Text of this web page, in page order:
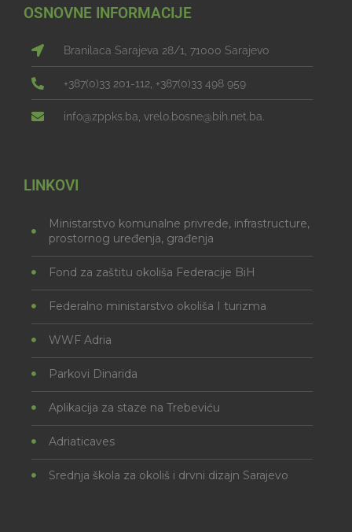
OSNOVNE INFORMACIJE
Branilaca Sarajeva 28/1, 71000 Sarajevo
+387(0)33 201-112, +387(0)33 498 959
info@zppks.ba, vrelo.bosne@bih.net.ba.
LINKOVI
Ministarstvo komunalne privrede, infrastructure,
prostornog uređenja, građenja
Fond za zaštitu okoliša Federacije BiH
Federalno ministarstvo okoliša I turizma
WWF Adria
Parkovi Dinarida
Aplikacija za staze na Trebeviću
Adriaticaves
Srednja škola za okoliš i drvni dizajn Sarajevo